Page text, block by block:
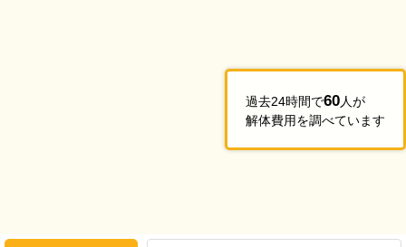
過去24時間で60人が
解体費用を調べています